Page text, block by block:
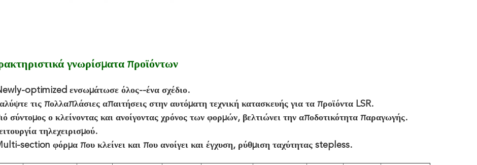
γνωρίσματα προϊόντων
optimized ενσωμάτωσε όλος--ένα σχέδιο.
τις πολλαπλάσιες απαιτήσεις στην αυτόματη τεχνική κατασκευής για τα προϊόντα LSR.
σύντομος ο κλείνοντας και ανοίγοντας χρόνος των φορμών, βελτιώνει την αποδοτικότητα παραγωγής.
τηλεχειρισμού.
section φόρμα που κλείνει και που ανοίγει και έγχυση, ρύθμιση ταχύτητας stepless.